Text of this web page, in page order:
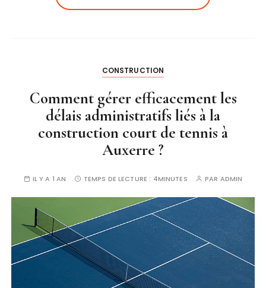
CONSTRUCTION
Comment gérer efficacement les
délais administratifs liés à la
construction court de tennis à
Auxerre ?
IL Y A 1 AN TEMPS DE LECTURE : 4MINUTES PAR ADMIN